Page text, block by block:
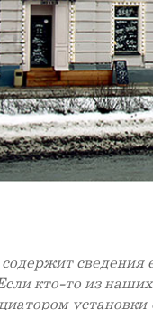
сведения
кто-то из